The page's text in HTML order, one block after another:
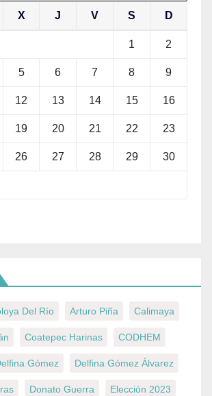
X J V S D
1 2
5 6 7 8 9
12 13 14 15 16
19 20 21 22 23
26 27 28 29 30
Del Río Arturo Piña Calimaya
Coatepec Harinas CODHEM
Gómez Delfina Gómez Álvarez
Donato Guerra Elección 2023